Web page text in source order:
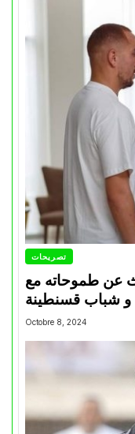
تصريحات
عن طموحاته مع
و شباب قسنطينة
Octobre 8, 2024